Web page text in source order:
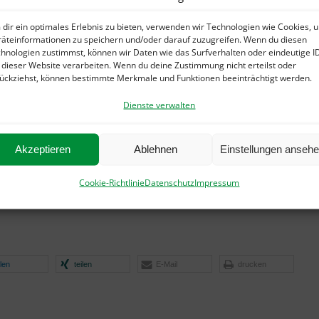
dir ein optimales Erlebnis zu bieten, verwenden wir Technologien wie Cookies,
zu speichern und/oder darauf zuzugreifen. Wenn du diesen
zustimmst, können wir Daten wie das Surfverhalten oder eindeutige
Website verarbeiten. Wenn du deine Zustimmung nicht erteilst oder
können bestimmte Merkmale und Funktionen beeinträchtigt werden.
Dienste verwalten
Akzeptieren Ablehnen Einstellungen
Cookie-RichtlinieDatenschutzImpressum
Cover des Buch „Hopscotch 8“ über die
Äußeren Hebriden
auf Leinwand gezeigt, die
aus Weilimdorf offeriert
zu den Hebriden.
Durch den Abend führt
Weilimdorfs Bezirksvorsteherin Ulrike Zich.
Der Eintritt ist frei – je Glas/Dram bei der Verkostung
werden 3 bis 4 Euro berechnet.
Auch kann das Buch für 23,80 Euro gerne an dem Abend
direkt vom Autor erworben werden.
teilen E-Mail drucken